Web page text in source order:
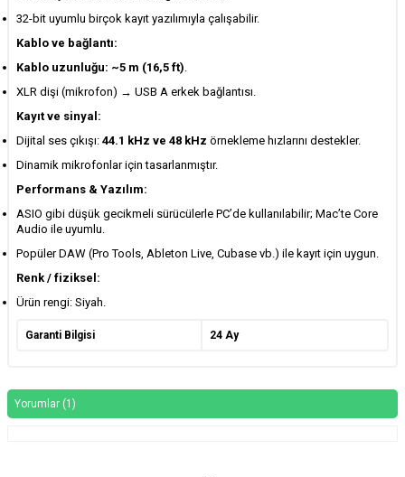
32-bit uyumlu birçok kayıt yazılımıyla çalışabilir.
Kablo ve bağlantı:
Kablo uzunluğu: ~5 m (16,5 ft)
XLR dişi (mikrofon) → USB A erkek bağlantısı.
Kayıt ve sinyal:
Dijital ses çıkışı: 44.1 kHz ve 48 kHz örnekleme hızlarını destekler.
Dinamik mikrofonlar için tasarlanmıştır.
Performans & Yazılım:
ASIO gibi düşük gecikmeli sürücülerle PC’de kullanılabilir; Mac’te Core
Audio ile uyumlu.
Popüler DAW (Pro Tools, Ableton Live, Cubase vb.) ile kayıt için uygun.
Renk / fiziksel:
Ürün rengi: Siyah.
Garanti Bilgisi 24 Ay
Yorumlar (1)